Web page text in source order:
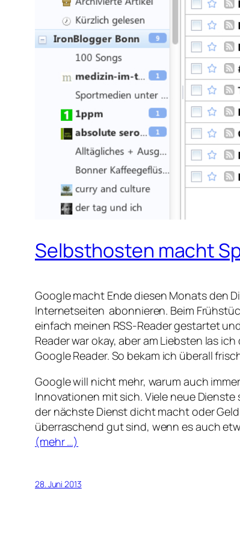
Selbsthosten macht
Google macht Ende diesen Monats den
Internetseiten abonnieren. Beim
einfach meinen RSS-Reader gestartet
Reader war okay, aber am Liebsten las
Google Reader. So bekam ich überall
Google will nicht mehr, warum auch
Innovationen mit sich. Viele neue
der nächste Dienst dicht macht oder
überraschend gut sind, wenn es auch
(mehr …)
28. Juni 2013